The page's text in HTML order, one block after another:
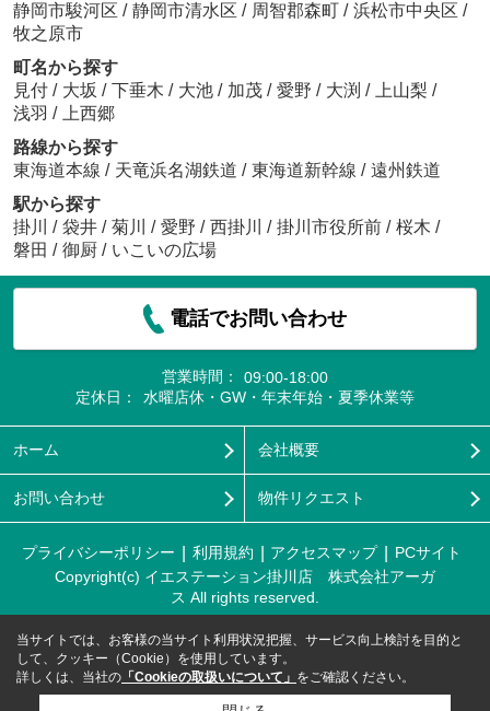
静岡市駿河区 / 静岡市清水区 / 周智郡森町 / 浜松市中央区 /
牧之原市
町名から探す
見付 / 大坂 / 下垂木 / 大池 / 加茂 / 愛野 / 大渕 / 上山梨 /
浅羽 /
上西郷
路線から探す
東海道本線 / 天竜浜名湖鉄道 / 東海道新幹線 / 遠州鉄道
駅から探す
掛川
/ 袋井 / 菊川 / 愛野 / 西掛川 / 掛川市役所前 / 桜木 /
磐田 / 御厨 / いこいの広場
電話でお問い合わせ
営業時間：
09:00-18:00
定休日：
水曜店休・GW・年末年始・夏季休業等
ホーム 会社概要
お問い合わせ 物件リクエスト
プライバシーポリシー 利用規約 アクセスマップ
PCサイト
Copyright(c) イエステーション掛川店 株式会社アーガ
ス All rights reserved.
当サイトでは、お客様の当サイト利用状況把握、サービス向上検討を目的と
して、クッキー（Cookie）を使用しています。
詳しくは、当社の 「Cookieの取扱いについて」 をご確認ください。